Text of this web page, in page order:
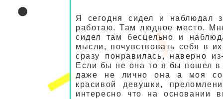
Я сегодня сидел и наблюдал
работаю. Там людное место.
сидел там бесцельно и
мысли, почувствовать себя в
сразу понравилась, наверно
Если бы не она то я бы пошел
даже не лично она а моя
красивой девушки,
интересно что на основании